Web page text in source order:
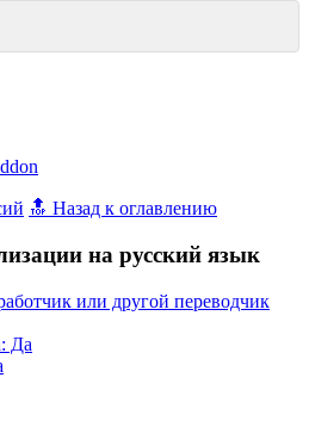
🔝 Назад к оглавлению
на русский язык
или другой переводчик
Да